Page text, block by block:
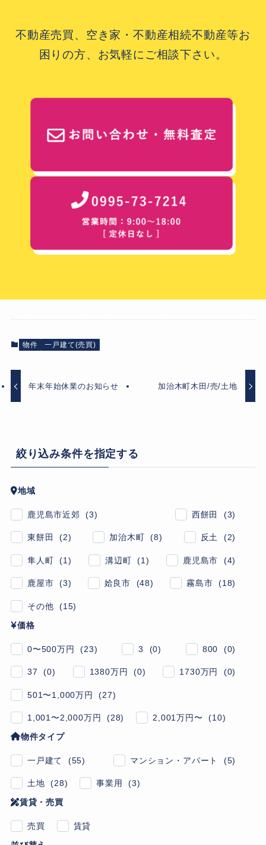
不動産売買、空き家・不動産相続不動産等お
困りの方、お気軽にご相談下さい。
物件 一戸建て(売買)
年末年始休業のお知らせ 加治木町木田/売/土地
絞り込み条件を指定する
地域
鹿児島市近郊 (3) 西餅田 (3)
東餅田 (2) 加治木町 (8) 反土 (2)
隼人町 (1) 溝辺町 (1) 鹿児島市 (4)
鹿屋市 (3) 姶良市 (48) 霧島市 (18)
その他 (15)
価格
0〜500万円 (23) 3 (0) 800 (0)
37 (0) 1380万円 (0) 1730万円 (0)
501〜1,000万円 (27)
1,001〜2,000万円 (28) 2,001万円〜 (10)
物件タイプ
一戸建て (55) マンション・アパート (5)
土地 (28) 事業用 (3)
賃貸・売買
売買 賃貸